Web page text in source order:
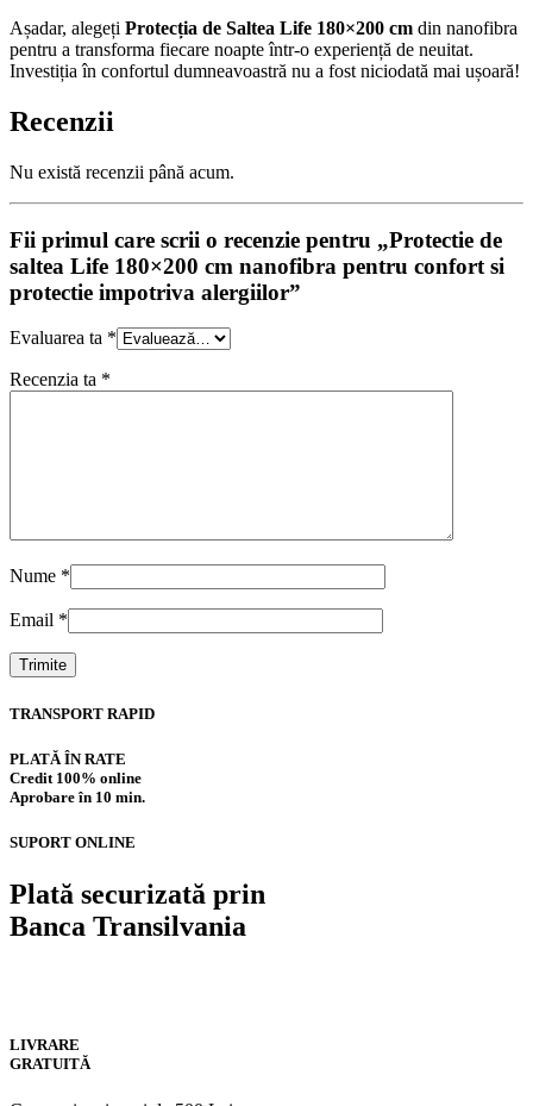
Așadar, alegeți Protecția de Saltea Life 180×200 cm din nanofibra
pentru a transforma fiecare noapte într-o experiență de neuitat.
Investiția în confortul dumneavoastră nu a fost niciodată mai ușoară!
Recenzii
Nu există recenzii până acum.
Fii primul care scrii o recenzie pentru „Protectie de
saltea Life 180×200 cm nanofibra pentru confort si
protectie impotriva alergiilor”
Evaluarea ta *
Recenzia ta *
Nume *
Email *
TRANSPORT RAPID
PLATĂ ÎN RATE
Credit 100% online
Aprobare în 10 min.
SUPORT ONLINE
Plată securizată prin
Banca Transilvania
LIVRARE
GRATUITĂ